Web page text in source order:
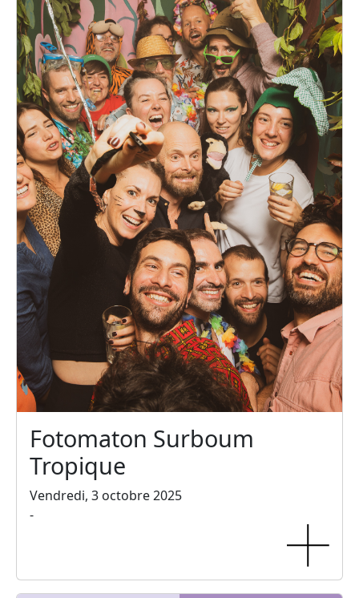
Fotomaton Surboum
Tropique
Vendredi, 3 octobre 2025
-